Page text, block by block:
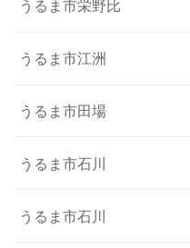
うるま市栄野比
うるま市江洲
うるま市田場
うるま市石川
うるま市石川